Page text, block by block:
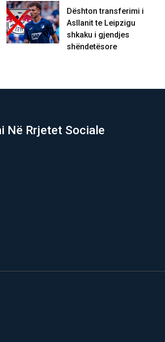
po të
Kjo legjendë e futbollit
postin e Infantinos…
06/08/2026
Dështon transferimi i
Asllanit te Leipzigu
shkaku i gjendjes
shëndetësore
Në Rrjetet Sociale